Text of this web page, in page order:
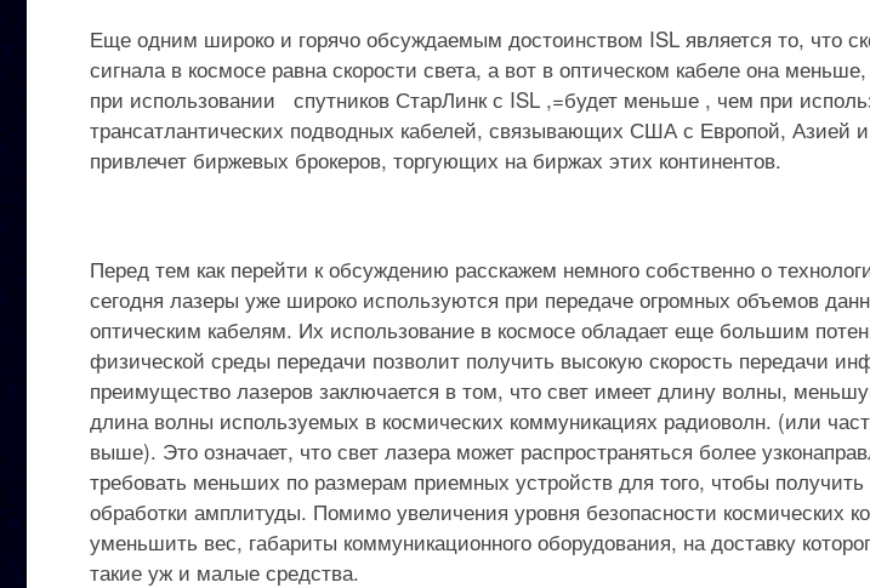
Еще одним широко и горячо обсуждаемым достоинством ISL является то, что
сигнала в космосе равна скорости света, а вот в оптическом кабеле она
при использовании спутников СтарЛинк с ISL ,=будет меньше , чем при
трансатлантических подводных кабелей, связывающих США с Европой, Азией
привлечет биржевых брокеров, торгующих на биржах этих континентов.
Перед тем как перейти к обсуждению расскажем немного собственно о
сегодня лазеры уже широко используются при передаче огромных объемов
оптическим кабелям. Их использование в космосе обладает еще большим
физической среды передачи позволит получить высокую скорость передачи
преимущество лазеров заключается в том, что свет имеет длину волны,
длина волны используемых в космических коммуникациях радиоволн. (или
выше). Это означает, что свет лазера может распространяться более
требовать меньших по размерам приемных устройств для того, чтобы получить
обработки амплитуды. Помимо увеличения уровня безопасности космических
уменьшить вес, габариты коммуникационного оборудования, на доставку
такие уж и малые средства.